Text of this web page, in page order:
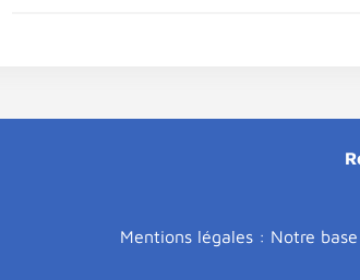
Mentions légales : Notre